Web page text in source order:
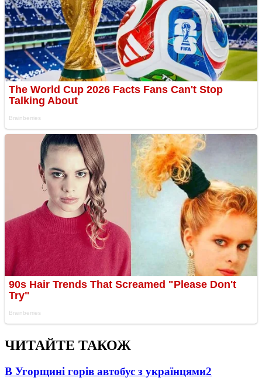
ЧИТАЙТЕ ТАКОЖ
В Угорщині горів автобус з українцями2